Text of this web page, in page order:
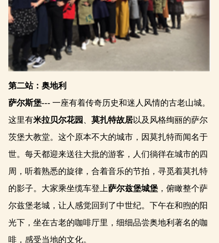
第二站：奥地利
萨尔斯堡--- 一座有着传奇历史和迷人风情的古老山城。
这里有米拉贝尔花园 、 莫扎特故居以及风格绚丽的萨尔
茨堡大教堂。这个原本不大的城市，因莫扎特而闻名于
世。每天都迎来送往大批的游客，人们徜徉在城市的四
周，听着熟悉的旋律，合着音乐的节拍，寻觅着莫扎特
的影子。大家乘坐缆车登上萨尔兹堡城堡，俯瞰整个萨
尔兹堡老城，让人感觉回到了中世纪。下午在和煦的阳
光下，坐在古老的咖啡厅里，细细品尝奥地利著名的咖
啡，感受当地的文化。